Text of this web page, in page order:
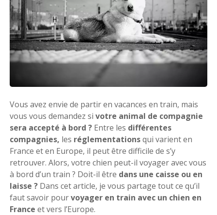
Vous avez envie de partir en vacances en train, mais
vous vous demandez si votre animal de compagnie
sera accepté à bord ? Entre les différentes
compagnies, les réglementationsqui varient en
France et en Europe, il peut être difficile de s’y
retrouver. Alors, votre chien peut-il voyager avec vous
à bord d’un train ? Doit-il être dans une caisse ou en
laisse ? Dans cet article, je vous partage tout ce qu’il
faut savoir pourvoyager en train avec un chien en
France et vers l’Europe.